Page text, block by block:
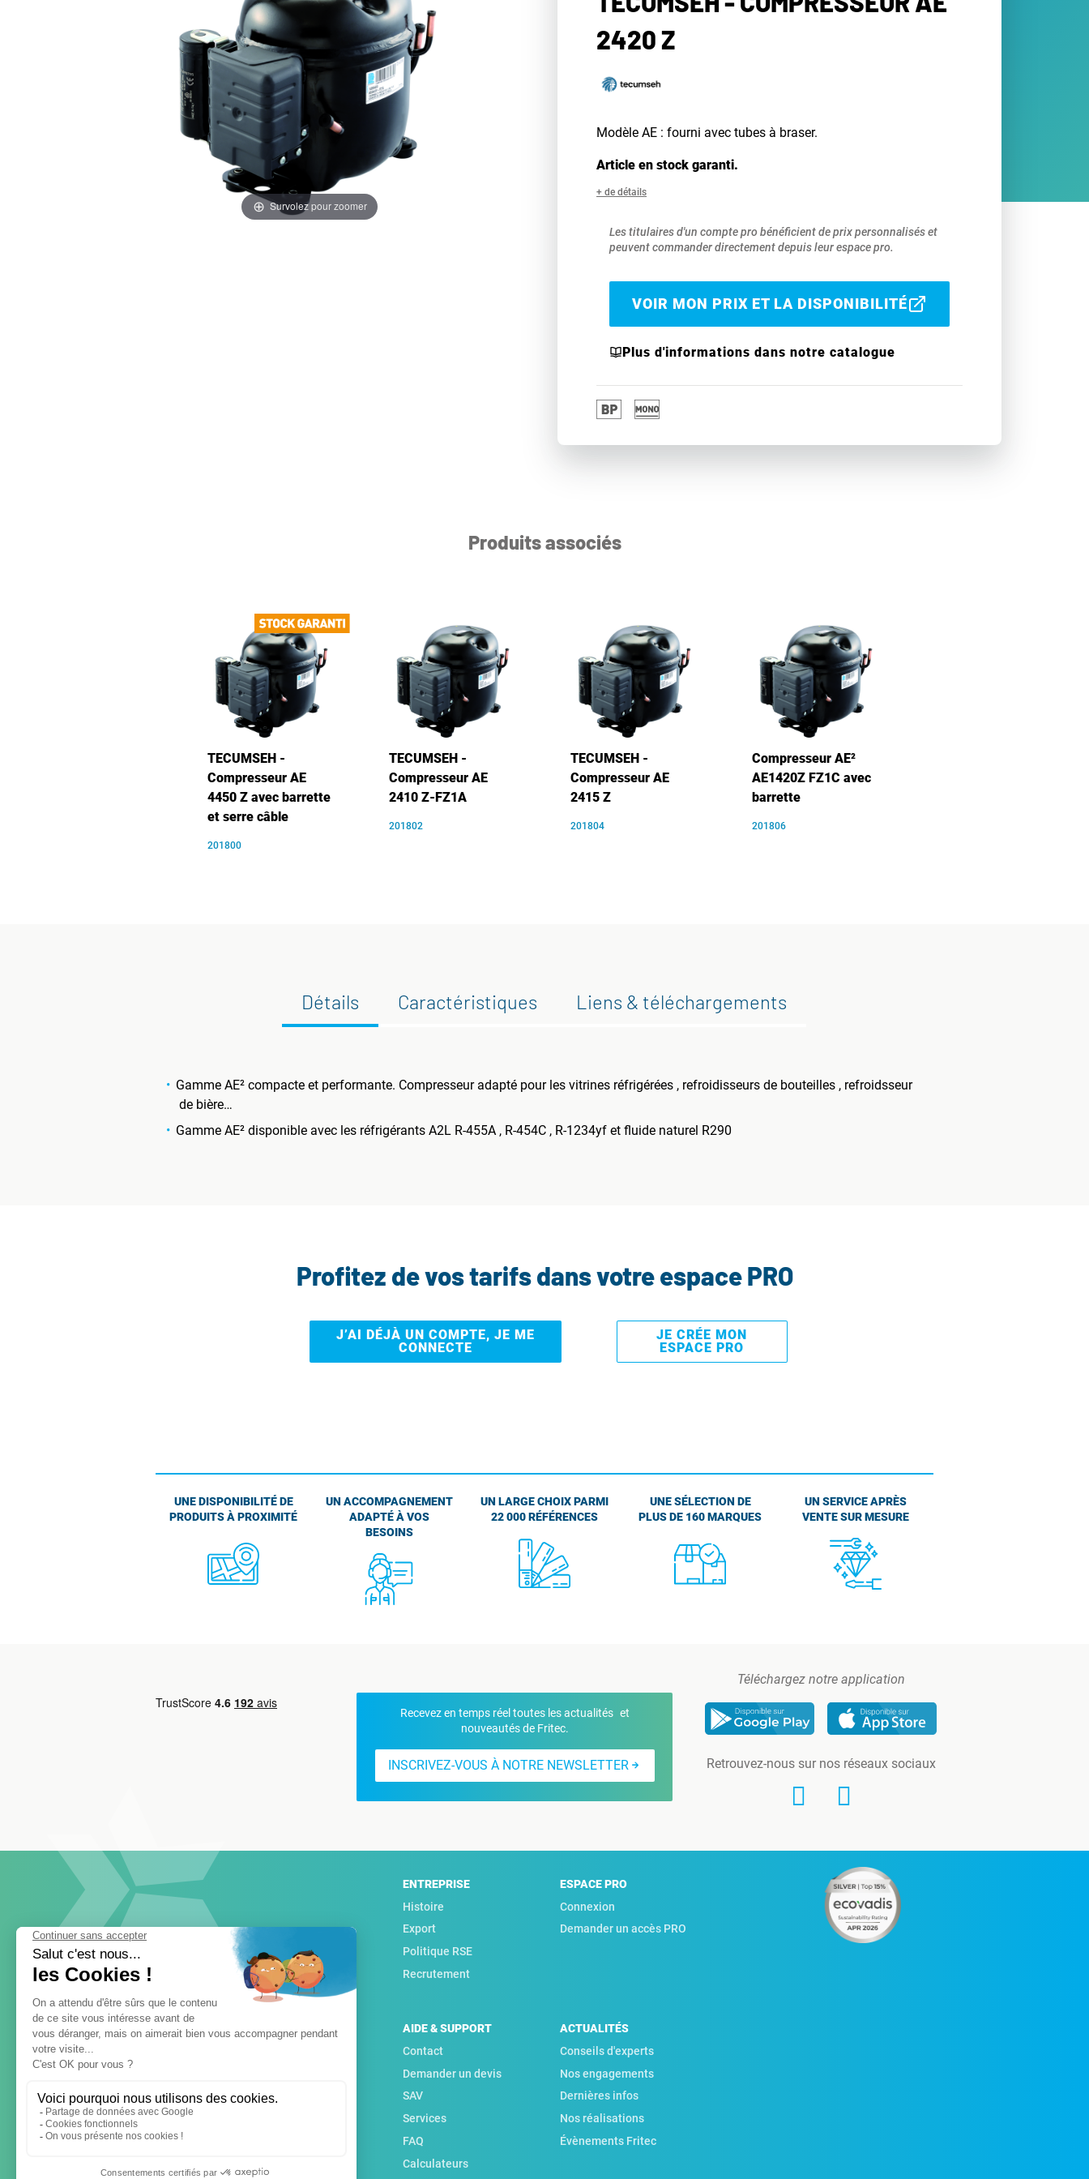
Survolez pour zoomer
2420 Z
Modèle AE : fourni avec tubes à braser.
Article en stock garanti.
+ de détails
Les titulaires d'un compte pro bénéficient de prix personnalisés et
peuvent commander directement depuis leur espace pro.
VOIR MON PRIX ET LA DISPONIBILITÉ
Plus d'informations dans notre catalogue
Produits associés
TECUMSEH -
Compresseur AE
4450 Z avec barrette
et serre câble
201800
TECUMSEH -
Compresseur AE
2410 Z-FZ1A
201802
TECUMSEH -
Compresseur AE
2415 Z
201804
Compresseur AE²
AE1420Z FZ1C avec
barrette
201806
Détails Caractéristiques Liens & téléchargements
Gamme AE² compacte et performante. Compresseur adapté pour les vitrines réfrigérées , refroidisseurs de bouteilles , refroidsseur
de bière…
Gamme AE² disponible avec les réfrigérants A2L R-455A , R-454C , R-1234yf et fluide naturel R290
Profitez de vos tarifs dans votre espace PRO
J’AI DÉJÀ UN COMPTE, JE ME
CONNECTE
JE CRÉE MON
ESPACE PRO
UNE DISPONIBILITÉ DE
PRODUITS À PROXIMITÉ
UN ACCOMPAGNEMENT
ADAPTÉ À VOS
BESOINS
UN LARGE CHOIX PARMI
22 000 RÉFÉRENCES
UNE SÉLECTION DE
PLUS DE 160 MARQUES
UN SERVICE APRÈS
VENTE SUR MESURE
Recevez en temps réel toutes les actualités et
nouveautés de Fritec.
INSCRIVEZ-VOUS À NOTRE NEWSLETTER
Téléchargez notre application
Retrouvez-nous sur nos réseaux sociaux
ENTREPRISE
Histoire
Export
Politique RSE
Recrutement
ESPACE PRO
Connexion
Demander un accès PRO
AIDE & SUPPORT
Contact
Demander un devis
SAV
Services
FAQ
Calculateurs
ACTUALITÉS
Conseils d'experts
Nos engagements
Dernières infos
Nos réalisations
Évènements Fritec